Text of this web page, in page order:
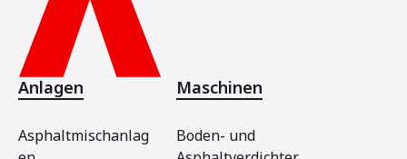
Anlagen
Asphaltmischanlag
Maschinen
Boden- und